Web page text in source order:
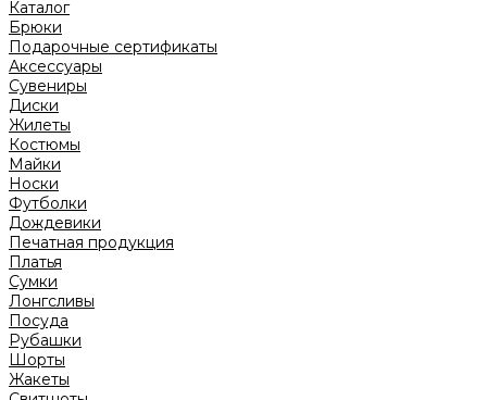
Каталог
Брюки
Подарочные сертификаты
Аксессуары
Сувениры
Диски
Жилеты
Костюмы
Майки
Носки
Футболки
Дождевики
Печатная продукция
Платья
Сумки
Лонгсливы
Посуда
Рубашки
Шорты
Жакеты